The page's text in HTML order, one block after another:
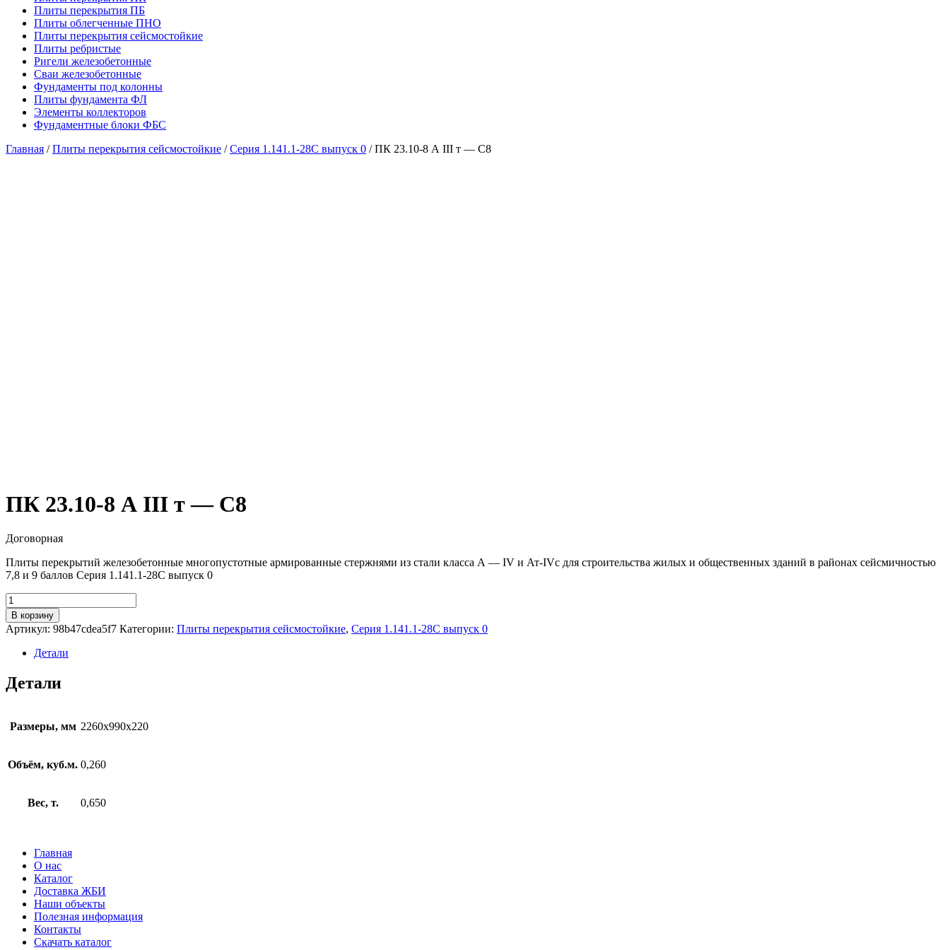
Плиты перекрытия ПБ
Плиты облегченные ПНО
Плиты перекрытия сейсмостойкие
Плиты ребристые
Ригели железобетонные
Сваи железобетонные
Фундаменты под колонны
Плиты фундамента ФЛ
Элементы коллекторов
Фундаментные блоки ФБС
Главная /Плиты перекрытия сейсмостойкие /Серия 1.141.1-28C выпуск 0 / ПК 23.10-8 А III т — С8
ПК 23.10-8 А III т — С8
Договорная
Плиты перекрытий железобетонные многопустотные армированные стержнями из стали класса А — IV и Ат-IVс для строительства жилых и общественных зданий в районах сейсмичностью
7,8 и 9 баллов Серия 1.141.1-28C выпуск 0
Количество
товара
ПК
23.10-
III
т
В корзину
Артикул: 98b47cdea5f7 Категории: Плиты перекрытия сейсмостойкие, Серия 1.141.1-28C выпуск 0
Детали
Детали
Размеры, мм 2260х990х220
Объём, куб.м. 0,260
Вес, т. 0,650
Главная
О нас
Каталог
Доставка ЖБИ
Наши объекты
Полезная информация
Контакты
Скачать каталог